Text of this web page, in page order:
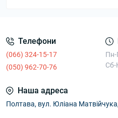
Телефони
(066) 324-15-17
(050) 962-70-76
Пн-
Сб-
Наша адреса
Полтава, вул. Юліана